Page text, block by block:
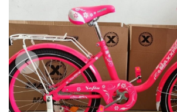
Previous